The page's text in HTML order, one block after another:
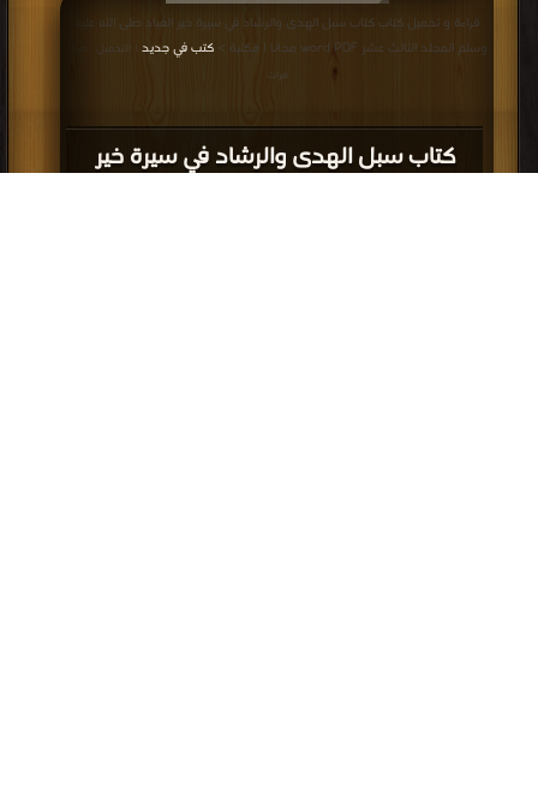
كتاب سبل الهدى والرشاد في سيرة خير
قراءة و تحميل كتاب كتاب سبل الهدى والرشاد في سيرة خير العباد صلى الله عليه
وسلم المجلد الثالث عشر word PDF مجانا | مكتبة >
كتب في جديد | التحميل : مرة/
مرات